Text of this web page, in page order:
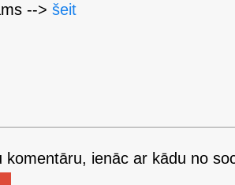
--> šeit
komentāru, ienāc ar kādu no